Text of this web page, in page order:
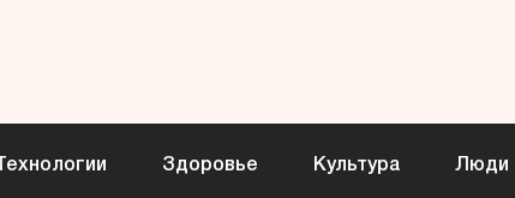
Технологии Здоровье Культура Люди